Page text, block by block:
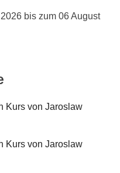
bis zum 06 August
Kurs von Jaroslaw
Kurs von Jaroslaw